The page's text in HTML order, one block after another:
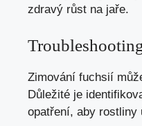
zdravý růst na jaře.
Zimování fuchsií
Důležité je
opatření, aby rostliny